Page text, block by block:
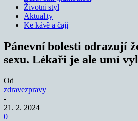
Životní styl
Aktuality
Ke kávě a čaji
Pánevní bolesti odrazují
sexu. Lékaři je ale umí
Od
zdravezpravy
-
21. 2. 2024
0